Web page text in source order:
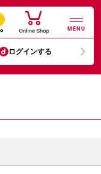
MENU
ログインする